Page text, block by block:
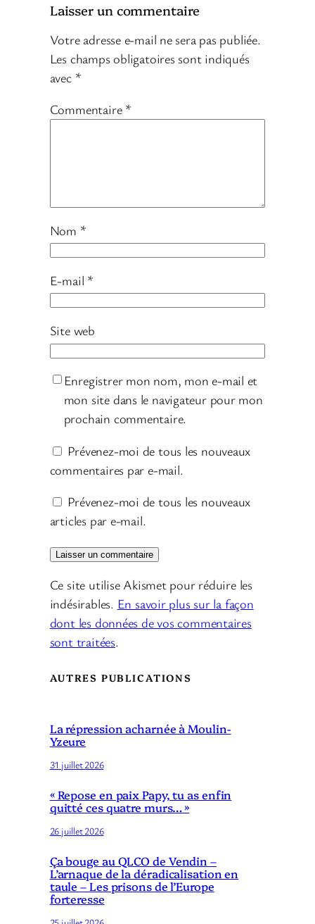
Laisser un commentaire
Votre adresse e-mail ne sera pas publiée.
Les champs obligatoires sont indiqués
avec *
Commentaire *
Nom *
E-mail *
Site web
Enregistrer mon nom, mon e-mail et
mon site dans le navigateur pour mon
prochain commentaire.
Prévenez-moi de tous les nouveaux
commentaires par e-mail.
Prévenez-moi de tous les nouveaux
articles par e-mail.
Ce site utilise Akismet pour réduire les
indésirables. En savoir plus sur la façon
dont les données de vos commentaires
sont traitées.
AUTRES PUBLICATIONS
La répression acharnée à Moulin-
Yzeure
31 juillet 2026
« Repose en paix Papy, tu as enfin
quitté ces quatre murs… »
26 juillet 2026
Ça bouge au QLCO de Vendin –
L’arnaque de la déradicalisation en
taule – Les prisons de l’Europe
forteresse